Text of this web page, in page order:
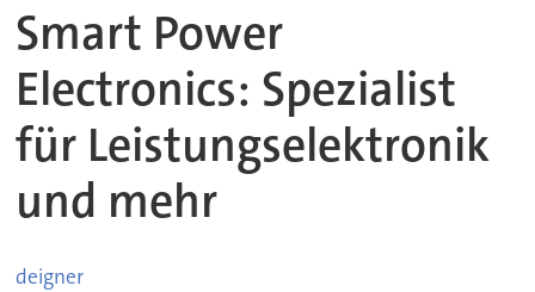
Smart Power
Electronics: Spezialist
für Leistungselektronik
und mehr
deigner